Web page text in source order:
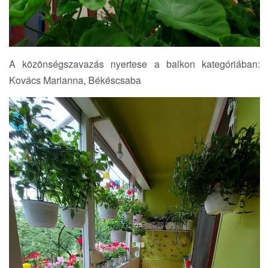
A közönségszavazás nyertese a balkon kategóriában:
Kovács Marianna, Békéscsaba